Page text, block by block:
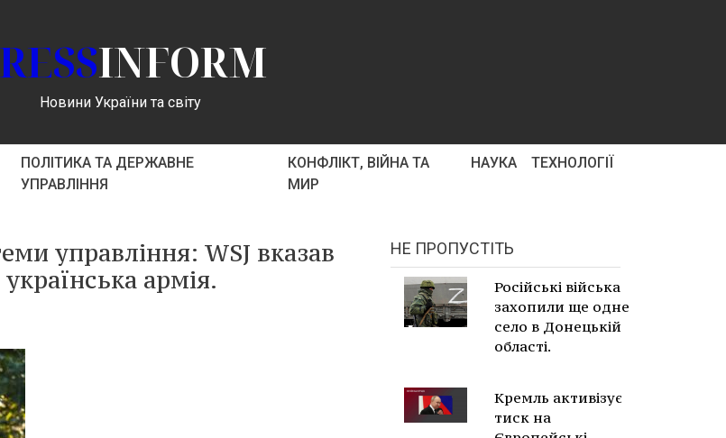
INFORM
Новини України та світу
ПОЛІТИКА ТА ДЕРЖАВНЕ
УПРАВЛІННЯ
КОНФЛІКТ, ВІЙНА ТА
МИР
НАУКА ТЕХНОЛОГІЇ
управління: WSJ вказав
армія.
НЕ ПРОПУСТІТЬ
Російські війська
захопили ще одне
село в Донецькій
області.
Кремль активізує
тиск на